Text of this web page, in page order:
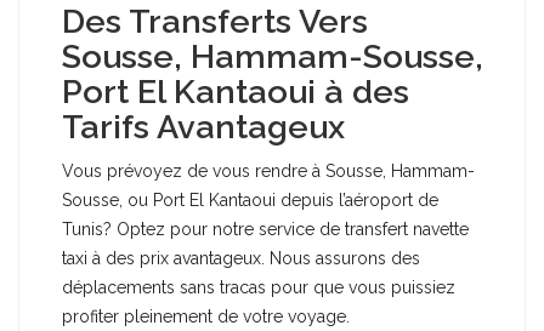
Des Transferts Vers
Sousse, Hammam-Sousse,
Port El Kantaoui à des
Tarifs Avantageux
Vous prévoyez de vous rendre à Sousse, Hammam-
Sousse, ou Port El Kantaoui depuis l’aéroport de
Tunis? Optez pour notre service de transfert navette
taxi à des prix avantageux. Nous assurons des
déplacements sans tracas pour que vous puissiez
profiter pleinement de votre voyage.